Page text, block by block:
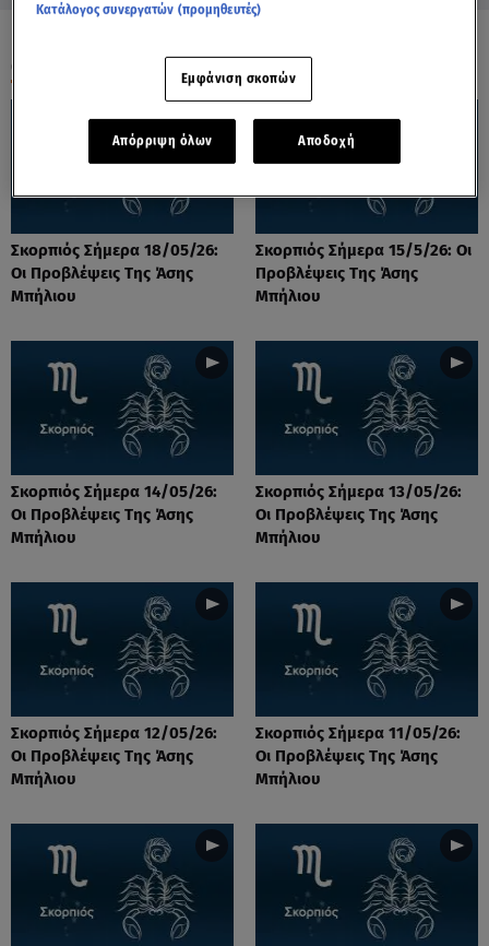
ΟΛΑ ΤΑ ΒΙΝΤΕΟ
Σκορπιός Σήμερα 18/05/26:
Οι Προβλέψεις Tης Άσης
Μπήλιου
Σκορπιός Σήμερα 15/5/26: Οι
Προβλέψεις Tης Άσης
Μπήλιου
Σκορπιός Σήμερα 14/05/26:
Οι Προβλέψεις Tης Άσης
Μπήλιου
Σκορπιός Σήμερα 13/05/26:
Οι Προβλέψεις Tης Άσης
Μπήλιου
Σκορπιός Σήμερα 12/05/26:
Οι Προβλέψεις Tης Άσης
Μπήλιου
Σκορπιός Σήμερα 11/05/26:
Οι Προβλέψεις Tης Άσης
Μπήλιου
Κατάλογος συνεργατών (προμηθευτές)
Εμφάνιση σκοπών
Απόρριψη όλων Αποδοχή